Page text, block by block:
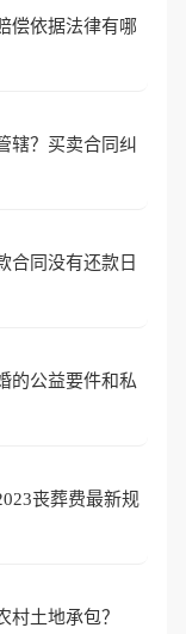
偿依据法律有哪
辖？买卖合同纠
合同没有还款日
的公益要件和私
丧葬费最新规
土地承包？